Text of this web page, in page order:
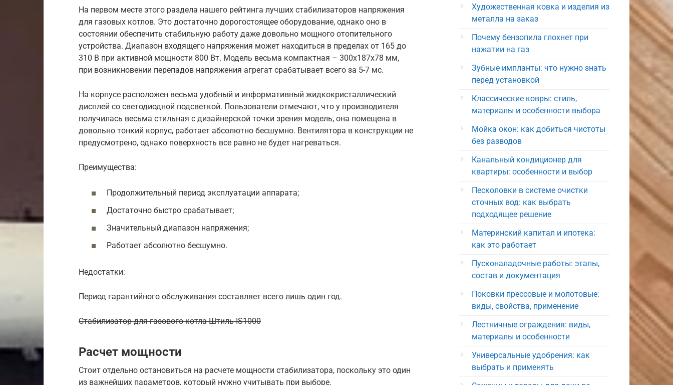
На первом месте этого раздела нашего рейтинга лучших стабилизаторов напряжения
для газовых котлов. Это достаточно дорогостоящее оборудование, однако оно в
состоянии обеспечить стабильную работу даже довольно мощного отопительного
устройства. Диапазон входящего напряжения может находиться в пределах от 165 до
310 В при активной мощности 800 Вт. Модель весьма компактная – 300х187х78 мм,
при возникновении перепадов напряжения агрегат срабатывает всего за 5-7 мс.
На корпусе расположен весьма удобный и информативный жидкокристаллический
дисплей со светодиодной подсветкой. Пользователи отмечают, что у производителя
получилась весьма стильная с дизайнерской точки зрения модель, она помещена в
довольно тонкий корпус, работает абсолютно бесшумно. Вентилятора в конструкции не
предусмотрено, однако поверхность все равно не будет нагреваться.
Преимущества:
Продолжительный период эксплуатации аппарата;
Достаточно быстро срабатывает;
Значительный диапазон напряжения;
Работает абсолютно бесшумно.
Недостатки:
Период гарантийного обслуживания составляет всего лишь один год.
Стабилизатор для газового котла Штиль IS1000
Расчет мощности
Стоит отдельно остановиться на расчете мощности стабилизатора, поскольку это один
из важнейших параметров, который нужно учитывать при выборе.
Художественная ковка и изделия из
металла на заказ
Почему бензопила глохнет при
нажатии на газ
Зубные импланты: что нужно знать
перед установкой
Классические ковры: стиль,
материалы и особенности выбора
Мойка окон: как добиться чистоты
без разводов
Канальный кондиционер для
квартиры: особенности и выбор
Песколовки в системе очистки
сточных вод: как выбрать
подходящее решение
Материнский капитал и ипотека:
как это работает
Пусконаладочные работы: этапы,
состав и документация
Поковки прессовые и молотовые:
виды, свойства, применение
Лестничные ограждения: виды,
материалы и особенности
Универсальные удобрения: как
выбрать и применять